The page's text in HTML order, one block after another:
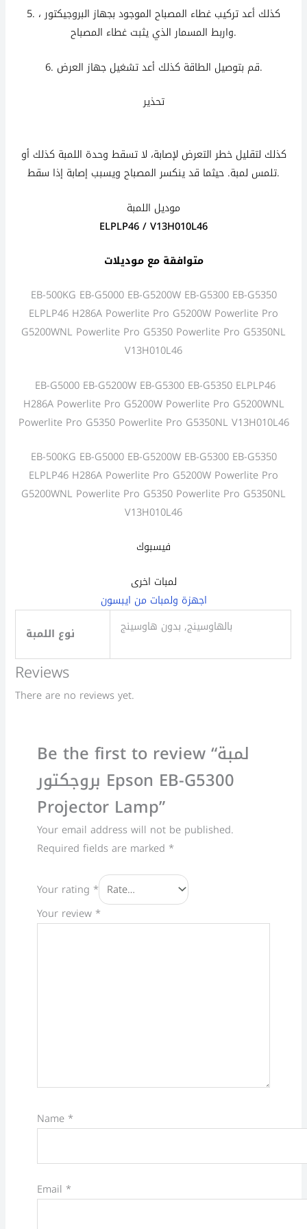
5. كذلك أعد تركيب غطاء المصباح الموجود بجهاز البروجيكتور ،
واربط المسمار الذي يثبت غطاء المصباح.
6. قم بتوصيل الطاقة كذلك أعد تشغيل جهاز العرض.
تحذير
كذلك لتقليل خطر التعرض لإصابة، لا تسقط وحدة اللمبةكذلكأو
تلمس لمبة. حيثما قد ينكسر المصباح ويسبب إصابة إذا سقط.
موديل اللمبة
ELPLP46 / V13H010L46
متوافقة مع موديلات
EB-500KG EB-G5000 EB-G5200W EB-G5300 EB-G5350
ELPLP46 H286A Powerlite Pro G5200W Powerlite Pro
G5200WNL Powerlite Pro G5350 Powerlite Pro G5350NL
V13H010L46
EB-G5000 EB-G5200W EB-G5300 EB-G5350 ELPLP46
H286A Powerlite Pro G5200W Powerlite Pro G5200WNL
Powerlite Pro G5350 Powerlite Pro G5350NL V13H010L46
EB-500KG EB-G5000 EB-G5200W EB-G5300 EB-G5350
ELPLP46 H286A Powerlite Pro G5200W Powerlite Pro
G5200WNL Powerlite Pro G5350 Powerlite Pro G5350NL
V13H010L46
فيسبوك
لمبات اخرى
اجهزة ولمبات من ايبسون
نوع اللمبة
بالهاوسينج, بدون هاوسينج
Reviews
There are no reviews yet.
Be the first to review “لمبة
بروجكتور Epson EB-G5300
Projector Lamp”
Your email address will not be published.
Required fields are marked *
Your rating *
Your review*
Name*
Email *